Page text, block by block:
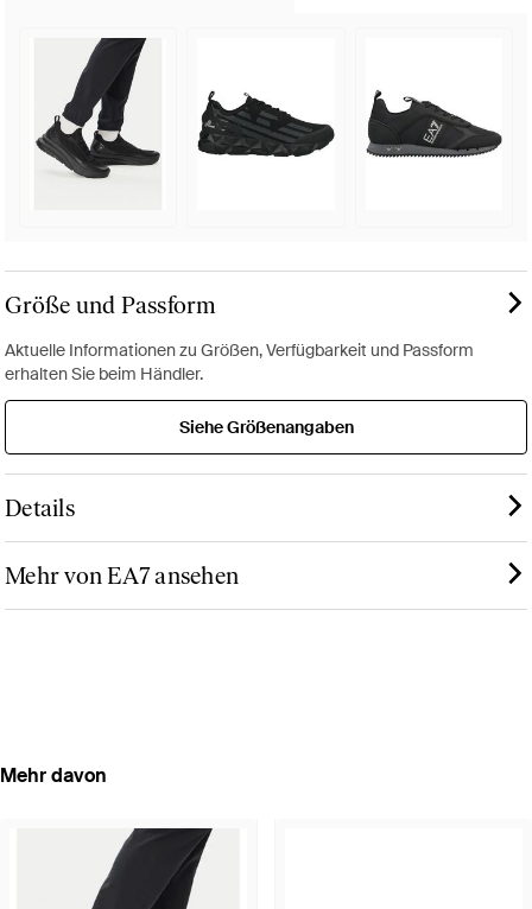
Größe und Passform
Aktuelle Informationen zu Größen, Verfügbarkeit und Passform
erhalten Sie beim Händler.
Siehe Größenangaben
Details
Mehr von EA7 ansehen
Mehr davon